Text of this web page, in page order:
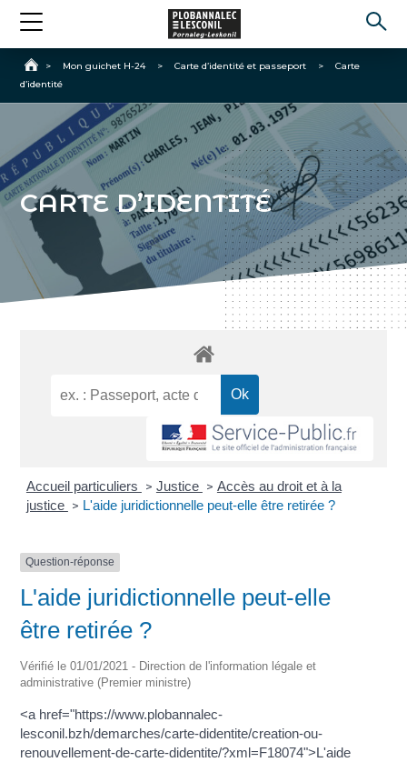
Accueil
> Mon guichet H-24 > Carte d’identité et passeport >
Carte
d’identité
CARTE D’IDENTITÉ
Accueil particuliers > Justice > Accès au droit et à la
justice > L'aide juridictionnelle peut-elle être retirée ?
Question-réponse
L'aide juridictionnelle peut-elle
être retirée ?
Vérifié le 01/01/2021 - Direction de l'information légale et
administrative (Premier ministre)
<a href="https://www.plobannalec-
lesconil.bzh/demarches/carte-didentite/creation-ou-
renouvellement-de-carte-didentite/?xml=F18074">L'aide